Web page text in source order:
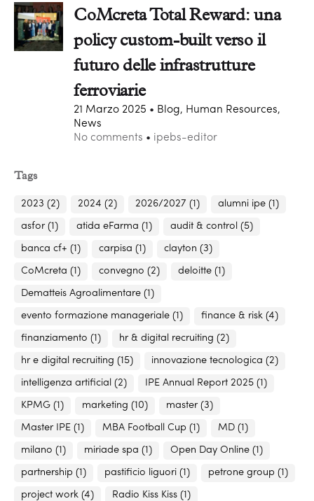
CoMcreta Total Reward: una
policy custom-built verso il
futuro delle infrastrutture
ferroviarie
21 Marzo 2025
Blog, Human Resources,
News
No comments
ipebs-editor
Tags
2023 (2) 2024 (2) 2026/2027 (1) alumni ipe (1)
asfor(1) atida eFarma (1) audit & control (5)
banca cf+ (1) carpisa (1) clayton (3)
CoMcreta (1) convegno (2) deloitte (1)
Dematteis Agroalimentare (1)
evento formazione manageriale (1) finance & risk (4)
finanziamento (1) hr & digital recruiting (2)
hr e digital recruiting (15) innovazione tecnologica (2)
intelligenza artificial (2) IPE Annual Report 2025 (1)
KPMG (1) marketing (10) master(3)
Master IPE (1) MBA Football Cup (1) MD (1)
milano (1) miriade spa (1) Open Day Online (1)
partnership (1) pastificio liguori (1) petrone group (1)
project work (4) Radio Kiss Kiss (1)